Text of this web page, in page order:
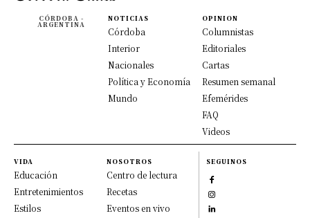
CÓRDOBA -
ARGENTINA
NOTICIAS
Córdoba
Interior
Nacionales
Política y Economía
Mundo
OPINION
Columnistas
Editoriales
Cartas
Resumen semanal
Efemérides
FAQ
Videos
VIDA
Educación
Entretenimientos
Estilos
NOSOTROS
Centro de lectura
Recetas
Eventos en vivo
SEGUINOS